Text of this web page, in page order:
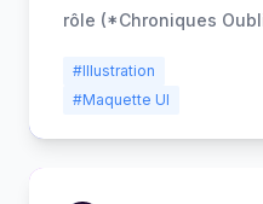
rôle (*Chroniques
#Illustration
#Maquette UI